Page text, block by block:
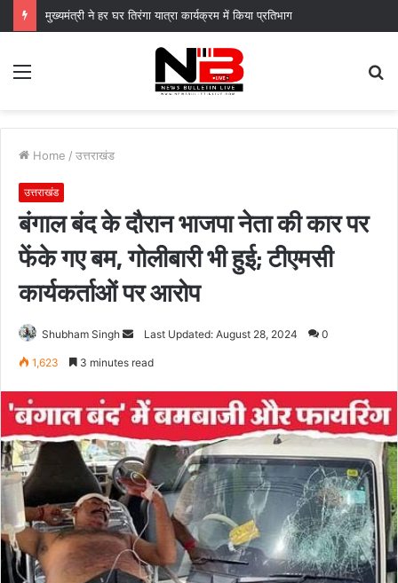
मुख्यमंत्री ने हर घर तिरंगा यात्रा कार्यक्रम में किया प्रतिभाग
Menu
Home / उत्तराखंड
उत्तराखंड
बंगाल बंद के दौरान भाजपा नेता की कार पर
फेंके गए बम, गोलीबारी भी हुई; टीएमसी
कार्यकर्ताओं पर आरोप
Shubham Singh
SendLast Updated: August 28, 2024 0
1,623 3 minutes read